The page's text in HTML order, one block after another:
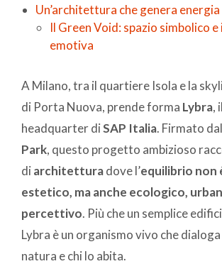
Un’architettura che genera
Il Green Void: spazio simbolico
emotiva
A Milano, tra il quartiere Isola e la
di Porta Nuova, prende forma Lybra,
headquarter diSAP Italia. Firmato
Park, questo progetto ambizioso
di architetturadove l’equilibrio non
estetico, ma anche ecologico,
percettivo. Più che un semplice
Lybra è un organismo vivo che
natura e chi lo abita.